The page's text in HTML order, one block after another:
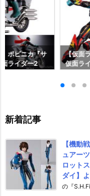
ポピニカ『サ
ライダー2
【仮面
仮面ラ
ド』食
新着記事
【機動
ュアー
ロット
ダイ】
の『